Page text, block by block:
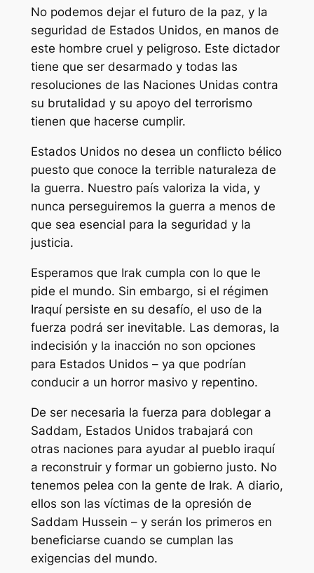
No podemos dejar el futuro de la paz, y la
seguridad de Estados Unidos, en manos de
este hombre cruel y peligroso. Este dictador
tiene que ser desarmado y todas las
resoluciones de las Naciones Unidas contra
su brutalidad y su apoyo del terrorismo
tienen que hacerse cumplir.
Estados Unidos no desea un conflicto bélico
puesto que conoce la terrible naturaleza de
la guerra. Nuestro país valoriza la vida, y
nunca perseguiremos la guerra a menos de
que sea esencial para la seguridad y la
justicia.
Esperamos que Irak cumpla con lo que le
pide el mundo. Sin embargo, si el régimen
Iraquí persiste en su desafío, el uso de la
fuerza podrá ser inevitable. Las demoras, la
indecisión y la inacción no son opciones
para Estados Unidos – ya que podrían
conducir a un horror masivo y repentino.
De ser necesaria la fuerza para doblegar a
Saddam, Estados Unidos trabajará con
otras naciones para ayudar al pueblo iraquí
a reconstruir y formar un gobierno justo. No
tenemos pelea con la gente de Irak. A diario,
ellos son las víctimas de la opresión de
Saddam Hussein – y serán los primeros en
beneficiarse cuando se cumplan las
exigencias del mundo.